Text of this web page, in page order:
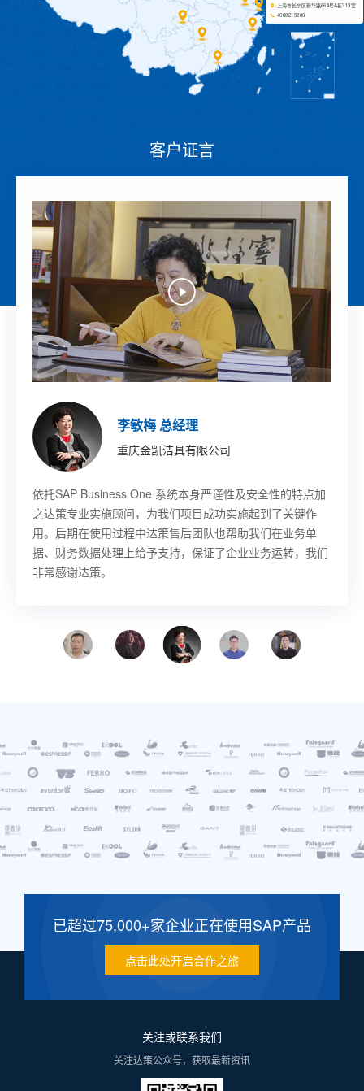
上海市长宁区新华路664号A栋313室
4008215280
客户证言
印琼玲 董事长
新阳硅密(上海)半导体技术有限公司
SAP Business One作为成熟的ERP平台，其先进的功能开
发做到了同产业成长‘与时俱进’。达策团队专业、敬业，和
公司的配合非常顺畅；他们帮忙定制、实施的系统上线时间
很短，且运行非常成功；公司管理层对此给予真心的肯定。
施允盛 副总裁
艾尔发智能科技股份有限公司
基于SAP Business One，从订单、单证、寻单等需求都能
快速传递到各个部门，无论是售前、售中还是售后环节，客
户的需求始终获得第一时间的关注和解决。
王珏 董事长秘书
乐鑫信息科技(上海)股份有限公司
SAP Business One 帮助乐鑫提升工作效率，感谢上海达策
公司为我们成功实施项目，我们也希望同上海达策公司在未
来的信息化建设中有更深一步的合作。
董宇 技术部部长
哈尔滨固泰电子有限责任公司
SAP Business One 项目解决物流库位管理、先进先出等需
求，并且能对物料进行批次管理，做到质量批次追踪。
胡其鸣 CEO
北京卢米埃时代院线有限公司
SAP Business One 帮助卢米埃影业提升了工作效率以及整
体市场竞争力，并最终为影迷带来更好的视听和服务享受
李敏梅 总经理
重庆金凯洁具有限公司
依托SAP Business One 系统本身严谨性及安全性的特点加
之达策专业实施顾问，为我们项目成功实施起到了关键作
用。后期在使用过程中达策售后团队也帮助我们在业务单
据、财务数据处理上给予支持，保证了企业业务运转，我们
非常感谢达策。
章吉龙 总经理
宁波赛龙进出口有限公司
SAP 上线以后对我们采购，发生了翻天覆地的变化，提高了
采购的工作效率，我非常满意。总的来说，过程是痛苦的，
结果是幸福的。
徐佳伟 副总裁
意欧斯智能科技股份有限公司
SAP Business One 解决方案的生产制造管理功能极大地满
足了意欧斯生产制造的管理变革需求，提高了业务流程的执
行效率及管理能力。与上海达策的合作让我们受益匪浅，使
意欧斯走上管理提升的快速发展之路。
已超过75,000+家企业正在使用SAP产品
点击此处开启合作之旅
关注或联系我们
关注达策公众号，获取最新资讯